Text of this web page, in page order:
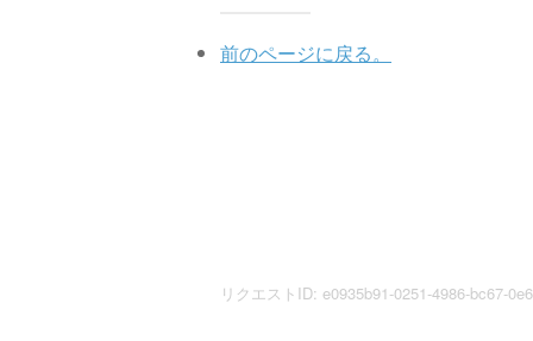
前のページに戻る。
リクエストID: e0935b91-0251-4986-bc67-